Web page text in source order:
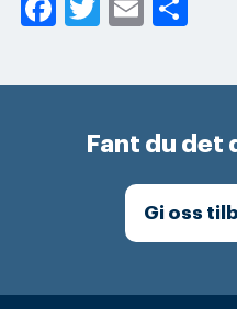
Facebook
Twitter
Email
Fant du
Gi oss